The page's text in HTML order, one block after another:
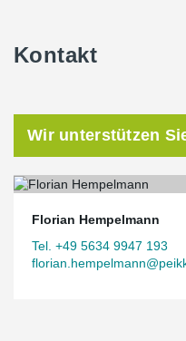
Kontakt
Wir unterstützen
Florian Hempelmann
Tel. +49 5634 9947 193